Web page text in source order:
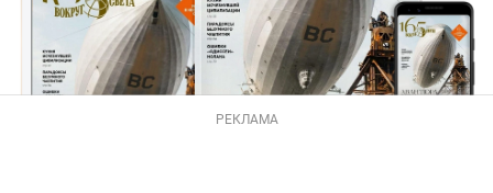
РЕКЛАМА